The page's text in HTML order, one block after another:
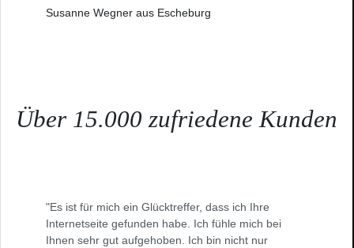
Susanne Wegner aus Escheburg
Über 15.000 zufriedene Kunden
"Es ist für mich ein Glücktreffer, dass ich Ihre
Internetseite gefunden habe. Ich fühle mich bei
Ihnen sehr gut aufgehoben. Ich bin nicht nur